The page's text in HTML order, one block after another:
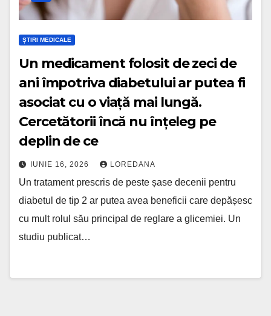
ȘTIRI MEDICALE
Un medicament folosit de zeci de
ani împotriva diabetului ar putea fi
asociat cu o viață mai lungă.
Cercetătorii încă nu înțeleg pe
deplin de ce
IUNIE 16, 2026 LOREDANA
Un tratament prescris de peste șase decenii pentru
diabetul de tip 2 ar putea avea beneficii care depășesc
cu mult rolul său principal de reglare a glicemiei. Un
studiu publicat…